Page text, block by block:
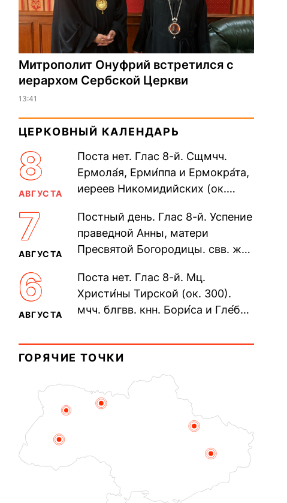
Митрополит Онуфрий встретился с
иерархом Сербской Церкви
13:41
ЦЕРКОВНЫЙ КАЛЕНДАРЬ
8
АВГУСТА
Поста нет. Глас 8-й. Сщмчч.
Ермола́я, Ерми́ппа и Ермокра́та,
иереев Никомидийских (ок.
Печерского, в Ближних
пещерах...
7
АВГУСТА
Постный день. Глас 8-й. Успение
праведной Анны, матери
Пресвятой Богородицы. свв. жен
прп. Евпракси́и девы,...
6
АВГУСТА
Поста нет. Глас 8-й. Мц.
Христи́ны Тирской (ок. 300).
мчч. блгвв. кнн. Бори́са и Гле́ба,
Дави́да (1015). Прп....
ГОРЯЧИЕ ТОЧКИ